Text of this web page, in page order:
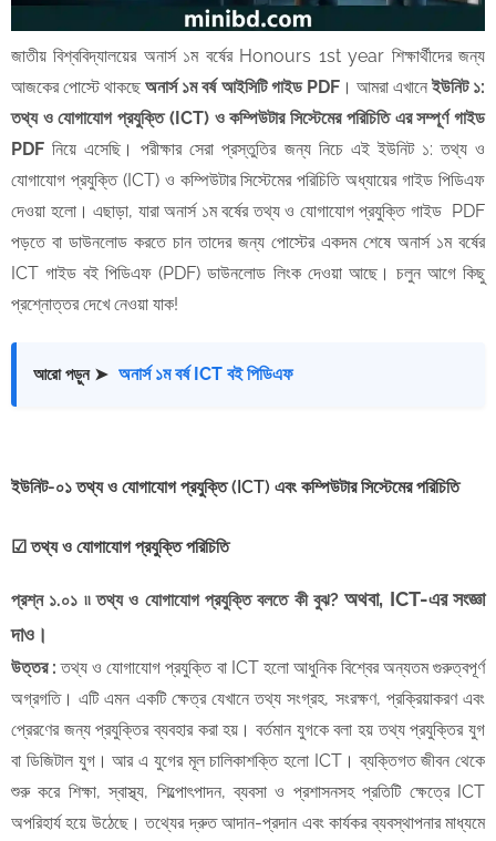
জাতীয় বিশ্ববিদ্যালয়ের অনার্স ১ম বর্ষের Honours 1st year শিক্ষার্থীদের জন্য
আজকের পোস্টে থাকছেঅনার্স ১ম বর্ষ আইসিটি গাইড PDF। আমরা এখানে ইউনিট ১:
তথ্য ও যোগাযোগ প্রযুক্তি (ICT) ও কম্পিউটার সিস্টেমের পরিচিতি এর সম্পূর্ণ গাইড
PDFনিয়ে এসেছি। পরীক্ষার সেরা প্রস্তুতির জন্য নিচে এইইউনিট ১: তথ্য ও
যোগাযোগ প্রযুক্তি (ICT) ও কম্পিউটার সিস্টেমের পরিচিতিঅধ্যায়ের গাইড পিডিএফ
দেওয়া হলো। এছাড়া, যারা অনার্স ১ম বর্ষের তথ্য ও যোগাযোগ প্রযুক্তি গাইড PDF
পড়তে বা ডাউনলোড করতে চান তাদের জন্য পোস্টের একদম শেষে অনার্স ১ম বর্ষের
ICT গাইড বই পিডিএফ (PDF) ডাউনলোড লিংক দেওয়া আছে। চলুন আগে কিছু
প্রশ্নোত্তর দেখে নেওয়া যাক!
আরো পড়ুন ➤ অনার্স ১ম বর্ষ ICT বই পিডিএফ
​ইউনিট-০১ তথ্য ও যোগাযোগ প্রযুক্তি (ICT) এবং কম্পিউটার সিস্টেমের পরিচিতি
​☑ তথ্য ও যোগাযোগ প্রযুক্তি পরিচিতি
​প্রশ্ন ১.০১ ৷৷ তথ্য ও যোগাযোগ প্রযুক্তি বলতে কী বুঝ?অথবা, ICT-এর সংজ্ঞা
দাও।
উত্তর : তথ্য ও যোগাযোগ প্রযুক্তি বা ICT হলো আধুনিক বিশ্বের অন্যতম গুরুত্বপূর্ণ
অগ্রগতি। এটি এমন একটি ক্ষেত্র যেখানে তথ্য সংগ্রহ, সংরক্ষণ, প্রক্রিয়াকরণ এবং
প্রেরণের জন্য প্রযুক্তির ব্যবহার করা হয়। বর্তমান যুগকে বলা হয় তথ্য প্রযুক্তির যুগ
বা ডিজিটাল যুগ। আর এ যুগের মূল চালিকাশক্তি হলো ICT। ব্যক্তিগত জীবন থেকে
শুরু করে শিক্ষা, স্বাস্থ্য, শিল্পোৎপাদন, ব্যবসা ও প্রশাসনসহ প্রতিটি ক্ষেত্রে ICT
অপরিহার্য হয়ে উঠেছে। তথ্যের দ্রুত আদান-প্রদান এবং কার্যকর ব্যবস্থাপনার মাধ্যমে